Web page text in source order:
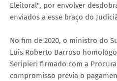
Eleitoral", por envolver
enviados a esse braço do
No fim de 2020, o ministro do
Luís Roberto Barroso
Seripieri firmado com a
compromisso previa o